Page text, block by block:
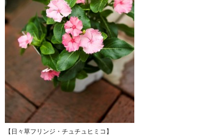
【日々草フリンジ・チュチュヒミコ】